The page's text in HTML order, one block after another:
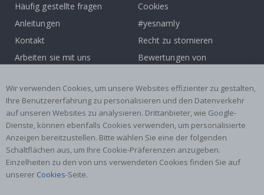
Häufig gestellte fragen
Anleitungen
Kontakt
Arbeiten sie mit uns
Inspiration
Cookies
#yesnamly
Recht zu stornieren
Bewertungen von
Beliebte Kategorien
Namensaufkleber
Wandtattoos
Fliesenaufkleber
Poster
Aufkleber
Wir verwenden Cookies, um unsere Websites effizienter zu gestalten,
Ihre Benutzererfahrung zu personalisieren und den Datenverkehr
auf unseren Websites zu analysieren. Drittanbieter, wie Google-
Dienste, können ebenfalls Cookies verwenden, um personalisierte
Anzeigen bereitzustellen. Bitte wählen Sie eine der folgenden
Schaltflächen aus, um Ihre Cookie-Präferenzen anzugeben.
Einzelheiten zu den von uns verwendeten Cookies finden Sie auf
unserer Cookies-Seite.